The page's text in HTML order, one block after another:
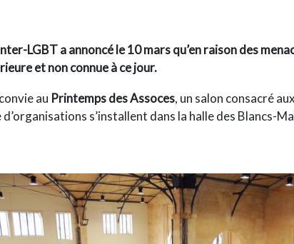
LGBT a annoncé le 10 mars qu’en raison des
et non connue à ce jour.
au Printemps des Assoces, un salon consacré
s’installent dans la halle des Blancs-